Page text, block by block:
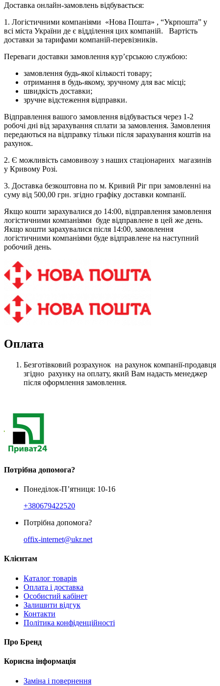
Доставка онлайн-замовлень відбувається:
1. Логістичними компаніями «Нова Пошта» , “Укрпошта” у
всі міста України де є відділення цих компаній. Вартість
доставки за тарифами компаній-перевізників.
Переваги доставки замовлення кур’єрською службою:
замовлення будь-якої кількості товару;
отримання в будь-якому, зручному для вас місці;
швидкість доставки;
зручне відстеження відправки.
Відправлення вашого замовлення відбувається через 1-2
робочі дні від зарахування сплати за замовлення. Замовлення
передаються на відправку тільки після зарахування коштів на
рахунок.
2. Є можливість самовивозу з наших стаціонарних магазинів
у Кривому Розі.
3. Доставка безкоштовна по м. Кривий Ріг при замовленні на
суму від 500,00 грн. згідно графіку доставки компанії.
Якщо кошти зарахувалися до 14:00, відправлення замовлення
логістичними компаніями буде відправлене в цей же день.
Якщо кошти зарахувалися після 14:00, замовлення
логістичними компаніями буде відправлене на наступний
робочий день.
Оплата
Безготівковий розрахунок на рахунок компанії-продавця
згідно рахунку на оплату, який Вам надасть менеджер
після оформлення замовлення.
Потрібна допомога?
Понеділок-П’ятниця: 10-16
+380679422520
Потрібна допомога?
offix-internet@ukr.net
Клієнтам
Каталог товарів
Оплата і доставка
Особистий кабінет
Залишити відгук
Контакти
Політика конфіденційності
Про Бренд
Корисна інформація
Заміна і повернення